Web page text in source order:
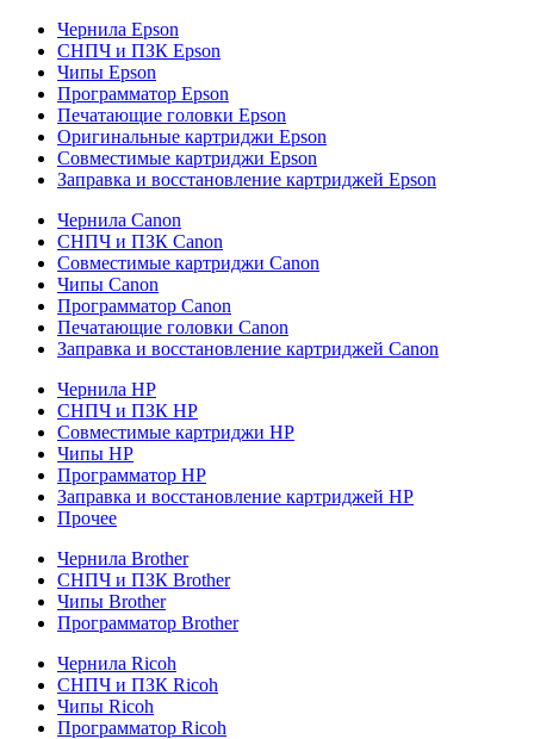
Чернила Epson
СНПЧ и ПЗК Epson
Чипы Epson
Программатор Epson
Печатающие головки Epson
Оригинальные картриджи Epson
Совместимые картриджи Epson
Заправка и восстановление картриджей Epson
Чернила Canon
СНПЧ и ПЗК Canon
Совместимые картриджи Canon
Чипы Canon
Программатор Canon
Печатающие головки Canon
Заправка и восстановление картриджей Canon
Чернила HP
СНПЧ и ПЗК HP
Совместимые картриджи HP
Чипы HP
Программатор HP
Заправка и восстановление картриджей HP
Прочее
Чернила Brother
СНПЧ и ПЗК Brother
Чипы Brother
Программатор Brother
Чернила Ricoh
СНПЧ и ПЗК Ricoh
Чипы Ricoh
Программатор Ricoh